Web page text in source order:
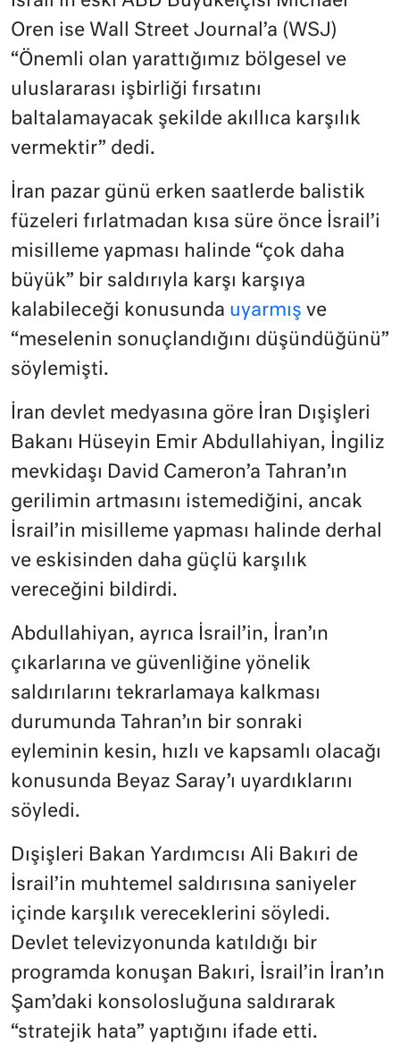
Oren ise Wall Street Journal’a (WSJ)
“Önemli olan yarattığımız bölgesel ve
uluslararası işbirliği fırsatını
baltalamayacak şekilde akıllıca karşılık
vermektir” dedi.
İran pazar günü erken saatlerde balistik
füzeleri fırlatmadan kısa süre önce İsrail’i
misilleme yapması halinde “çok daha
büyük” bir saldırıyla karşı karşıya
kalabileceği konusunda uyarmış ve
“meselenin sonuçlandığını düşündüğünü”
söylemişti.
İran devlet medyasına göre İran Dışişleri
Bakanı Hüseyin Emir Abdullahiyan, İngiliz
mevkidaşı David Cameron’a Tahran’ın
gerilimin artmasını istemediğini, ancak
İsrail’in misilleme yapması halinde derhal
ve eskisinden daha güçlü karşılık
vereceğini bildirdi.
Abdullahiyan, ayrıca İsrail’in, İran’ın
çıkarlarına ve güvenliğine yönelik
saldırılarını tekrarlamaya kalkması
durumunda Tahran’ın bir sonraki
eyleminin kesin, hızlı ve kapsamlı olacağı
konusunda Beyaz Saray’ı uyardıklarını
söyledi.
Dışişleri Bakan Yardımcısı Ali Bakıri de
İsrail’in muhtemel saldırısına saniyeler
içinde karşılık vereceklerini söyledi.
Devlet televizyonunda katıldığı bir
programda konuşan Bakıri, İsrail’in İran’ın
Şam’daki konsolosluğuna saldırarak
“stratejik hata” yaptığını ifade etti.